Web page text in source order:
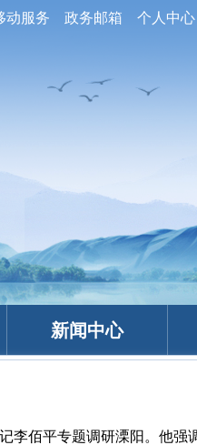
动服务 政务邮箱 个人中心
新闻中心
李佰平专题调研溧阳。他